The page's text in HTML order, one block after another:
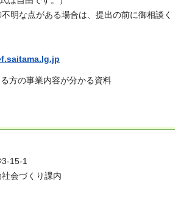
明な点がある場合は、提出の前に御相談く
方の事業内容が分かる資料
3-15-1
会づくり課内